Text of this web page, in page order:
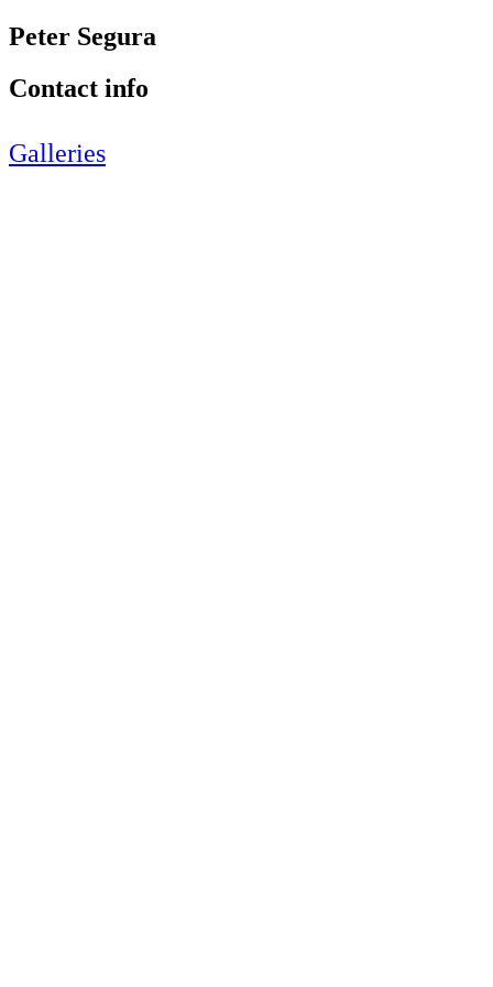
Peter Segura
Contact info
Galleries